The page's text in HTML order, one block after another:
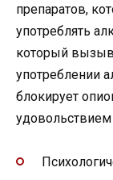
препаратов,
употреблять
который
употреблении
блокирует
удовольствием